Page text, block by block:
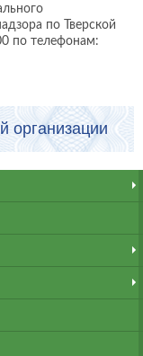
по Тверской
по телефонам:
организации